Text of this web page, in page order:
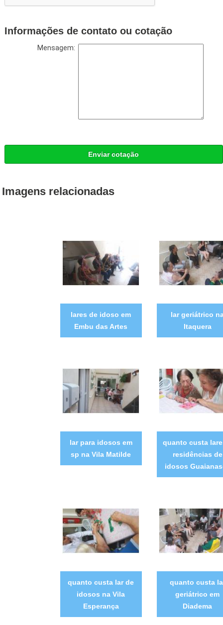
Informações de contato ou cotação
Mensagem:
Enviar cotação
Imagens relacionadas
lares de idoso em
Embu das Artes
lar geriátrico
Itaquera
lar para idosos em
sp na Vila Matilde
quanto custa
residências de
idosos
quanto custa lar de
idosos na Vila
Esperança
quanto custa
geriátrico em
Diadema